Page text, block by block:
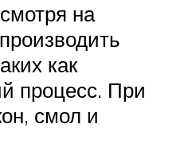
на
как
процесс. При
смол и